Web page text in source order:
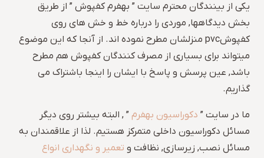
یکی از بینندگان محترم سایت ” بهفرم کفپوش ” از طریق
بخش دیدگاهها, موردی را درباره خط و خش های روی
کفپوشpvc منزلشان مطرح نموده اند. از آنجا که این موضوع
میتواند برای بسیاری از مصرف کنندگان کفپوش هم مطرح
باشد, عین پرسش و پاسخ با ایشان را اینجا باشتراک می
گذاریم.
ما در سایت ” دکوراسیون بهفرم ” , البته بیشتر روی دیگر
مسائل دکوراسیون داخلی متمرکز هستیم. لذا از علاقمندان به
مسائل نصب, زیرسازی, نظافت و تعمیر و نگهداری انواع